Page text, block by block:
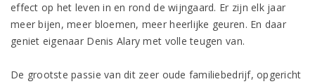
effect op het leven in en rond de wijngaard. Er zijn elk jaar
meer bijen, meer bloemen, meer heerlijke geuren. En daar
geniet eigenaar Denis Alary met volle teugen van.
De grootste passie van dit zeer oude familiebedrijf, opgericht